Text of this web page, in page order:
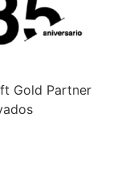
Gold Partner